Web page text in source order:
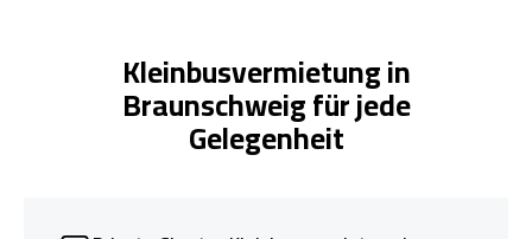
Kleinbusvermietung in
Braunschweig für jede
Gelegenheit